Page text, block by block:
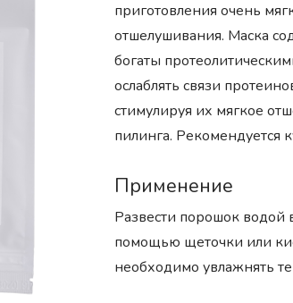
приготовления очень
отшелушивания. Маска
богаты
ослаблять связи
стимулируя их мягкое
пилинга. Рекомендуется
Применение
Развести порошок водой
помощью щеточки или
необходимо увлажнять